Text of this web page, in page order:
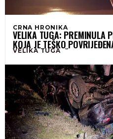
CRNA HRONIKA
VELIKA TUGA: PREMINULA
KOJA JE TEŠKO
OTAC PRIKLJUČEN NA
VELIKA TUGA